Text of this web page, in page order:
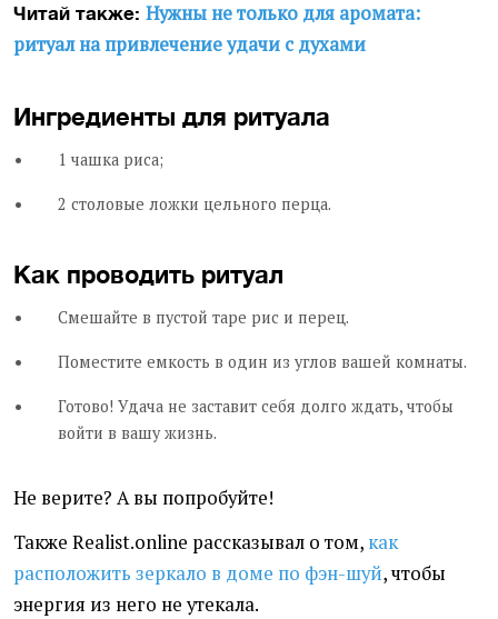
Читай также: Нужны не только для аромата:
ритуал на привлечение удачи с духами
Ингредиенты для ритуала
1 чашка риса;
2 столовые ложки цельного перца.
Как проводить ритуал
Смешайте в пустой таре рис и перец.
Поместите емкость в один из углов вашей комнаты.
Готово! Удача не заставит себя долго ждать, чтобы
войти в вашу жизнь.
Не верите? А вы попробуйте!
Также Realist.online рассказывал о том, как
расположить зеркало в доме по фэн-шуй, чтобы
энергия из него не утекала.